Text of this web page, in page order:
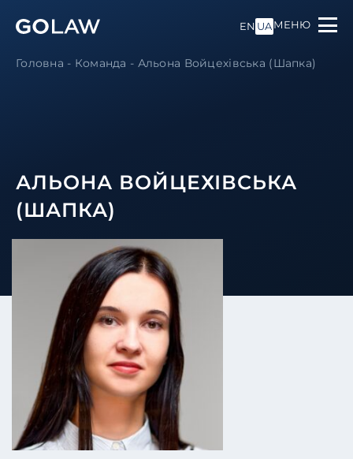
EN UAМЕНЮ
Головна - Команда - Альона Войцехівська (Шапка)
АЛЬОНА ВОЙЦЕХІВСЬКА
(ШАПКА)